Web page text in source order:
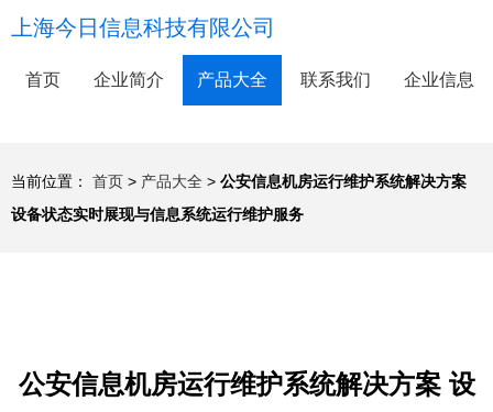
上海今日信息科技有限公司
首页 企业简介 产品大全 联系我们 企业信息
当前位置： 首页 > 产品大全 > 公安信息机房运行维护系统解决方案
设备状态实时展现与信息系统运行维护服务
公安信息机房运行维护系统解决方案 设